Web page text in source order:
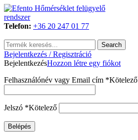
Telefon: +36 20 247 01 77
Search
Bejelentkezés / Regisztráció
BejelentkezésHozzon létre egy fiókot
Felhasználónév vagy Email cím *Kötelező
Jelszó *Kötelező
Belépés